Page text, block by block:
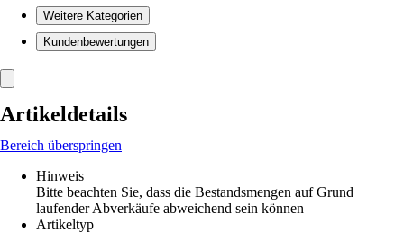
Weitere Kategorien
Kundenbewertungen
Artikeldetails
Bereich überspringen
Hinweis
Bitte beachten Sie, dass die Bestandsmengen auf Grund
laufender Abverkäufe abweichend sein können
Artikeltyp